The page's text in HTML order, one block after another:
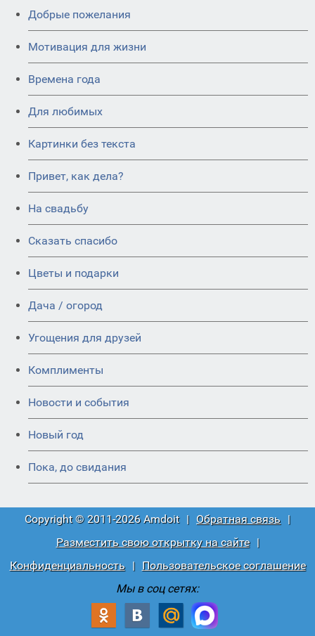
Добрые пожелания
Мотивация для жизни
Времена года
Для любимых
Картинки без текста
Привет, как дела?
На свадьбу
Сказать спасибо
Цветы и подарки
Дача / огород
Угощения для друзей
Комплименты
Новости и события
Новый год
Пока, до свидания
Copyright © 2011-2026 Amdoit | Обратная связь |
Разместить свою открытку на сайте
|
Конфиденциальность
|
Пользовательское соглашение
Мы в соц сетях: